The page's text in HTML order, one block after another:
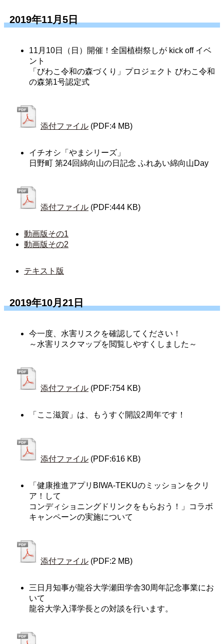
2019年11月5日
11月10日（日）開催！全国植樹祭しが kick off イベ
ント
「びわこ令和の森づくり」プロジェクト びわこ令和
の森第1号認定式
添付ファイル (PDF:4 MB)
イチオシ「やまシリーズ」
日野町 第24回綿向山の日記念 ふれあい綿向山Day
添付ファイル (PDF:444 KB)
動画版その1
動画版その2
テキスト版
2019年10月21日
今一度、水害リスクを確認してください！
～水害リスクマップを閲覧しやすくしました～
添付ファイル (PDF:754 KB)
「ここ滋賀」は、もうすぐ開設2周年です！
添付ファイル (PDF:616 KB)
「健康推進アプリBIWA-TEKUのミッションをクリ
ア！して
コンディショニングドリンクをもらおう！」コラボ
キャンペーンの実施について
添付ファイル (PDF:2 MB)
三日月知事が龍谷大学瀬田学舎30周年‌記念事業にお
いて
龍谷大学入澤学長との対談を行います。